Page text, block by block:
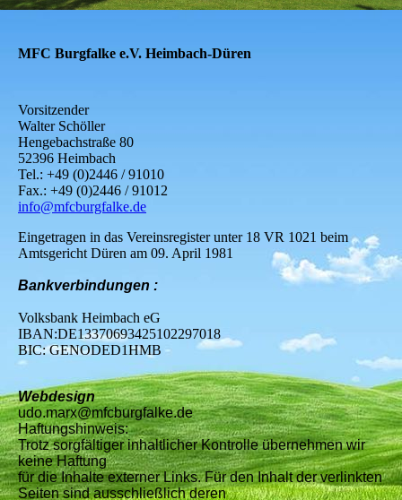
MFC Burgfalke e.V. Heimbach-Düren
Vorsitzender
Walter Schöller
Hengebachstraße 80
52396 Heimbach
Tel.: +49 (0)2446 / 91010
Fax.: +49 (0)2446 / 91012
info@mfcburgfalke.de
Eingetragen in das Vereinsregister unter 18 VR 1021 beim
Amtsgericht Düren am 09. April 1981
Bankverbindungen :
Volksbank Heimbach eG
IBAN:DE13370693425102297018
BIC: GENODED1HMB
Webdesign
udo.marx@mfcburgfalke.de
Haftungshinweis:
Trotz sorgfältiger inhaltlicher Kontrolle übernehmen wir
keine Haftung
für die Inhalte externer Links. Für den Inhalt der verlinkten
Seiten sind ausschließlich deren